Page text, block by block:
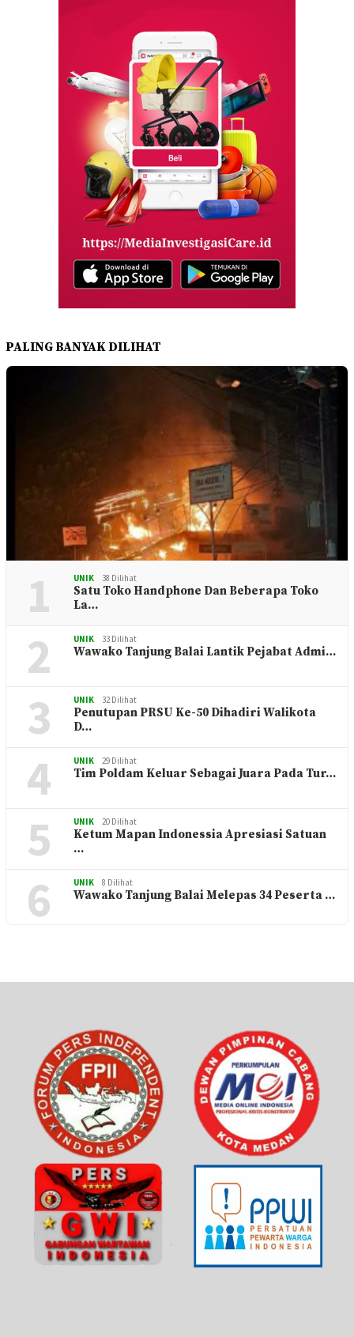
PALING BANYAK DILIHAT
1 UNIK 38 Dilihat
Satu Toko Handphone Dan Beberapa Toko
La…
2 UNIK 33 Dilihat
Wawako Tanjung Balai Lantik Pejabat Admi…
3 UNIK 32 Dilihat
Penutupan PRSU Ke-50 Dihadiri Walikota
D…
4 UNIK 29 Dilihat
Tim Poldam Keluar Sebagai Juara Pada Tur…
5 UNIK 20 Dilihat
Ketum Mapan Indonessia Apresiasi Satuan
…
6 UNIK 8 Dilihat
Wawako Tanjung Balai Melepas 34 Peserta …